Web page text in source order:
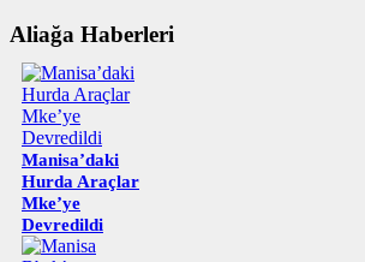
Aliağa Haberleri
Manisa’daki
Hurda Araçlar
Mke’ye
Devredildi